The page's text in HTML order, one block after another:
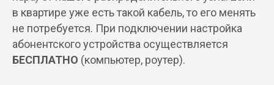
в квартире уже есть такой кабель, то его менять
не потребуется. При подключении настройка
абонентского устройства осуществляется
БЕСПЛАТНО (компьютер, роутер).